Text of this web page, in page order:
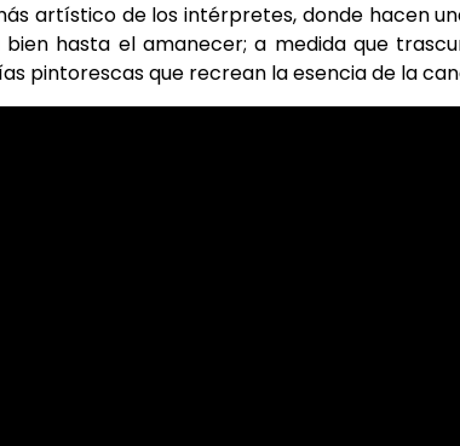
artístico de los intérpretes, donde hacen
hasta el amanecer; a medida que
pintorescas que recrean la esencia de la